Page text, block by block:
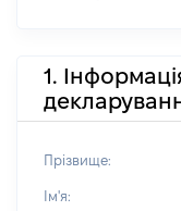
1.
Прізвище:
Ім'я: